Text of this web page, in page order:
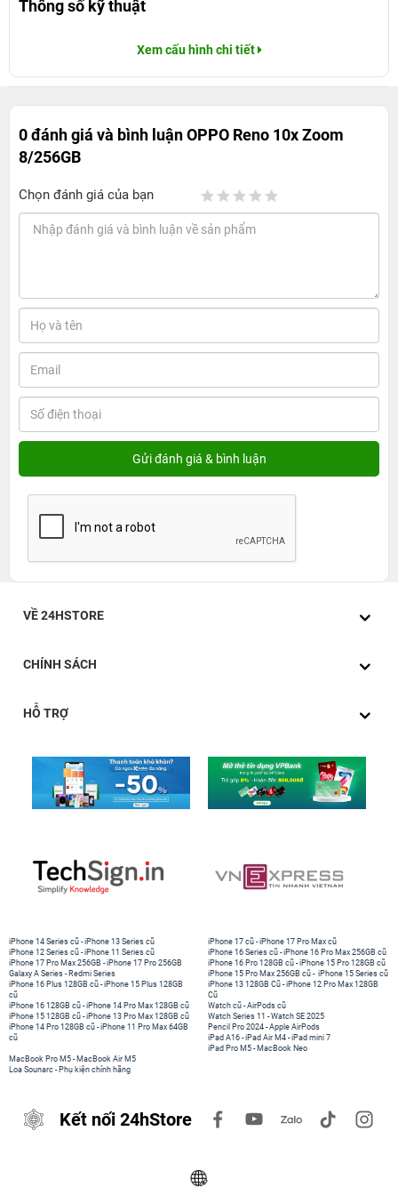
Thông số kỹ thuật
Xem cấu hình chi tiết
0 đánh giá và bình luậnOPPO Reno 10x Zoom
8/256GB
Chọn đánh giá của bạn
VỀ 24HSTORE
CHÍNH SÁCH
HỖ TRỢ
iPhone 14 Series cũ -iPhone 13 Series cũ
iPhone 12 Series cũ -iPhone 11 Series cũ
iPhone 17 Pro Max 256GB -iPhone 17 Pro 256GB
Galaxy A Series - Redmi Series
iPhone 17 cũ -iPhone 17 Pro Max cũ
iPhone 16 Series cũ - iPhone 16 Pro Max 256GB cũ
iPhone 16 Pro 128GB cũ -iPhone 15 Pro 128GB cũ
iPhone 15 Pro Max 256GB cũ - iPhone 15 Series cũ
iPhone 16 Plus 128GB cũ -iPhone 15 Plus 128GB
cũ
iPhone 16 128GB cũ -iPhone 14 Pro Max 128GB cũ
iPhone 15 128GB cũ -iPhone 13 Pro Max 128GB cũ
iPhone 14 Pro 128GB cũ -iPhone 11 Pro Max 64GB
cũ
iPhone 13 128GB Cũ -iPhone 12 Pro Max 128GB
Cũ
Watch cũ -AirPods cũ
Watch Series 11 -Watch SE 2025
Pencil Pro 2024 -Apple AirPods
iPad A16 -iPad Air M4 -iPad mini 7
iPad Pro M5 - MacBook Neo
MacBook Pro M5 - MacBook Air M5
Loa Sounarc - Phụ kiện chính hãng
Kết nối 24hStore